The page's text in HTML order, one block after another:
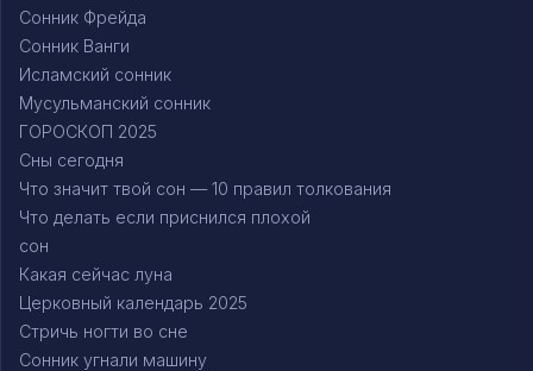
Сонник Фрейда
Сонник Ванги
Исламский сонник
Мусульманский сонник
ГОРОСКОП 2025
Сны сегодня
Что значит твой сон — 10 правил толкования
Что делать если приснился плохой
сон
Какая сейчас луна
Церковный календарь 2025
Стричь ногти во сне
Сонник угнали машину